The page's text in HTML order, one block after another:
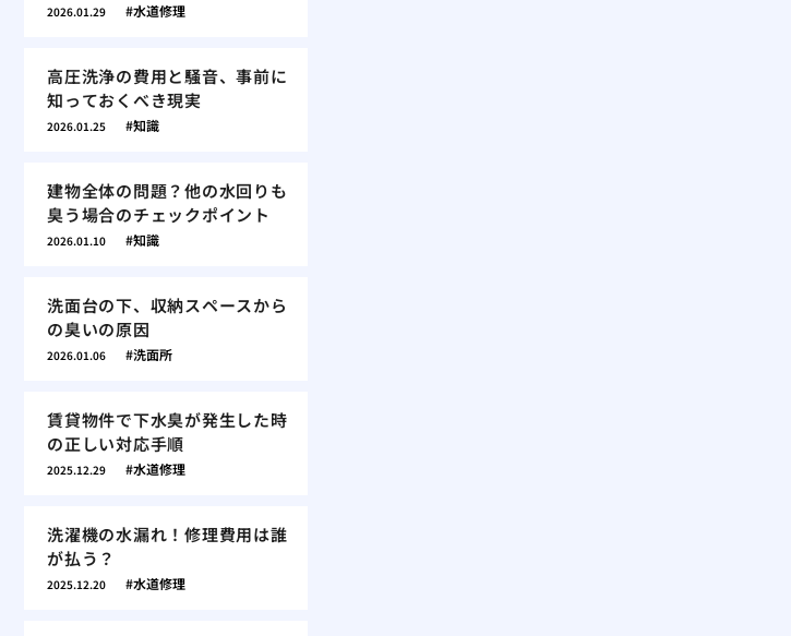
2026.01.29 水道修理
高圧洗浄の費用と騒音、事前に
知っておくべき現実
2026.01.25 知識
建物全体の問題？他の水回りも
臭う場合のチェックポイント
2026.01.10 知識
洗面台の下、収納スペースから
の臭いの原因
2026.01.06 洗面所
賃貸物件で下水臭が発生した時
の正しい対応手順
2025.12.29 水道修理
洗濯機の水漏れ！修理費用は誰
が払う？
2025.12.20 水道修理